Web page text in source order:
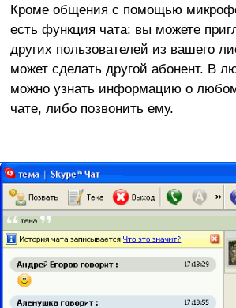
Кроме общения с помощью
есть функция чата: вы можете
других пользователей из вашего
может сделать другой абонент. В
можно узнать информацию о
чате, либо позвонить ему.